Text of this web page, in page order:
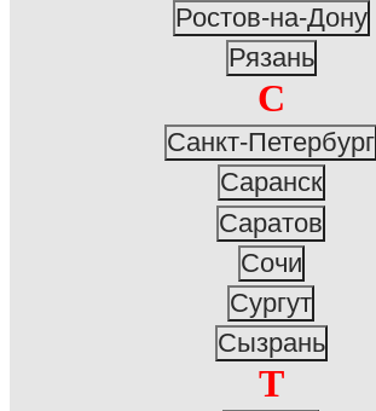
Ростов-на-Дону
Рязань
С
Санкт-Петербург
Саранск
Саратов
Сочи
Сургут
Сызрань
Т